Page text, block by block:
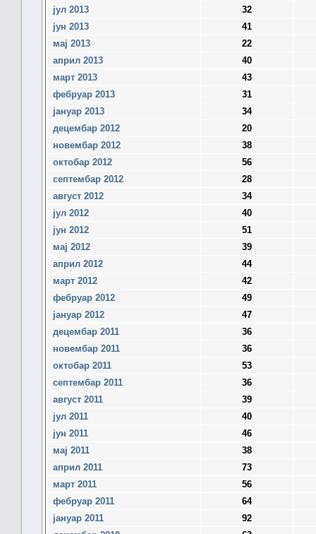
јул 2013
32
јун 2013
41
мај 2013
22
април 2013
40
март 2013
43
фебруар 2013
31
јануар 2013
34
децембар 2012
20
новембар 2012
38
октобар 2012
56
септембар 2012
28
август 2012
34
јул 2012
40
јун 2012
51
мај 2012
39
април 2012
44
март 2012
42
фебруар 2012
49
јануар 2012
47
децембар 2011
36
новембар 2011
36
октобар 2011
53
септембар 2011
36
август 2011
39
јул 2011
40
јун 2011
46
мај 2011
38
април 2011
73
март 2011
56
фебруар 2011
64
јануар 2011
92